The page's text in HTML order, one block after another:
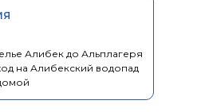
Алибек до Альплагеря
на Алибекский водопад